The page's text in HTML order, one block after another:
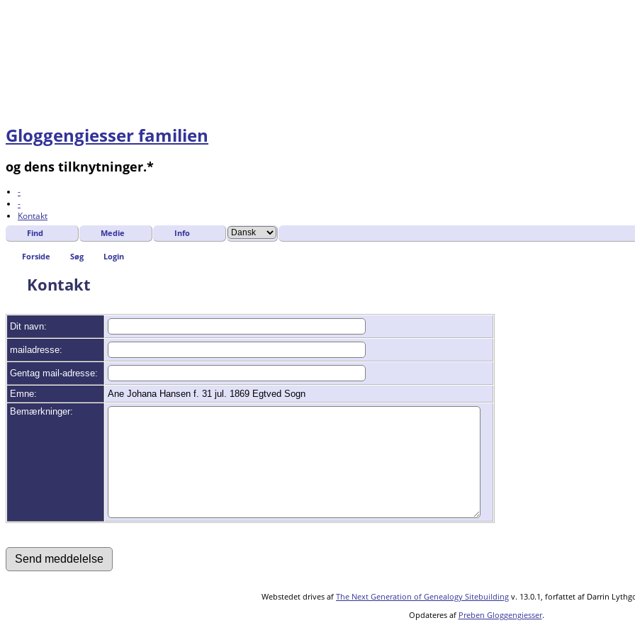
Gloggengiesser familien
og dens tilknytninger.*
-
-
Kontakt
Find Medie Info
Forside Søg Login
Kontakt
Dit navn:
mailadresse:
Gentag mail-adresse:
Emne:
Ane Johana Hansen f. 31 jul. 1869 Egtved Sogn
Bemærkninger:
Webstedet drives af The Next Generation of Genealogy Sitebuilding v. 13.0.1, forfattet af Darrin
Opdateres af Preben Gloggengiesser.